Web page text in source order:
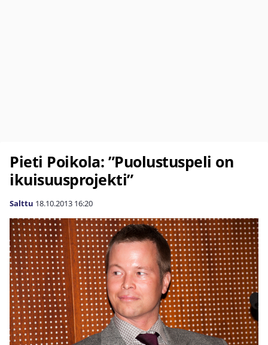
Pieti Poikola: ”Puolustuspeli on
ikuisuusprojekti”
Salttu 18.10.2013 16:20